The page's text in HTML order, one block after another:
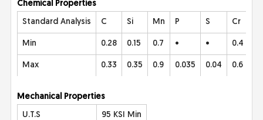
Chemical Properties
Standard Analysis C Si Mn P S Cr
Min 0.28 0.15 0.7 • • 0.4
Max 0.33 0.35 0.9 0.035 0.04 0.6
Mechanical Properties
U.T.S 95 KSI Min